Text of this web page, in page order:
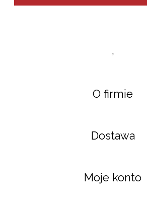
,
O firmie
Dostawa
Moje konto